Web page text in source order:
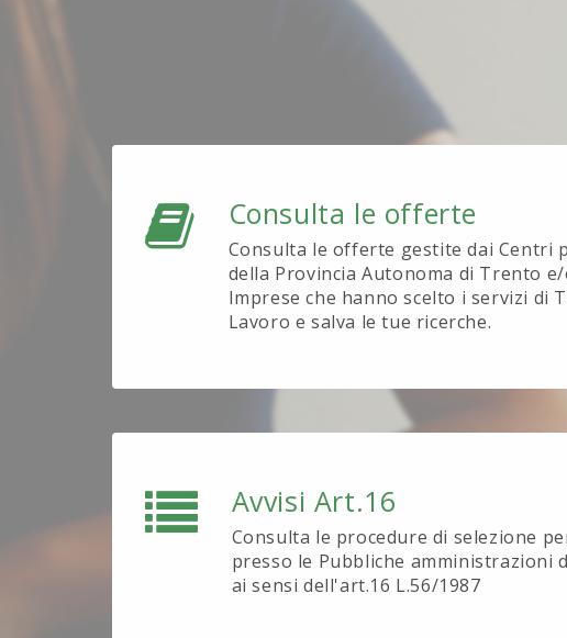
Consulta le offerte
Consulta le offerte gestite dai Centri
della Provincia Autonoma di Trento
Imprese che hanno scelto i servizi di
Lavoro e salva le tue ricerche.
Avvisi Art.16
Consulta le procedure di selezione
presso le Pubbliche amministrazioni
ai sensi dell'art.16 L.56/1987